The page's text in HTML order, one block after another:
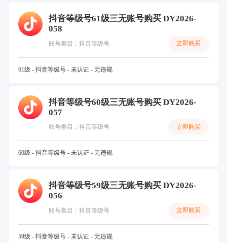
抖音等级号61级三无账号购买 DY2026-
058
账号类目：抖音等级号 立即购买
61级 - 抖音等级号 - 未认证 - 无违规
抖音等级号60级三无账号购买 DY2026-
057
账号类目：抖音等级号 立即购买
60级 - 抖音等级号 - 未认证 - 无违规
抖音等级号59级三无账号购买 DY2026-
056
账号类目：抖音等级号 立即购买
59级 - 抖音等级号 - 未认证 - 无违规